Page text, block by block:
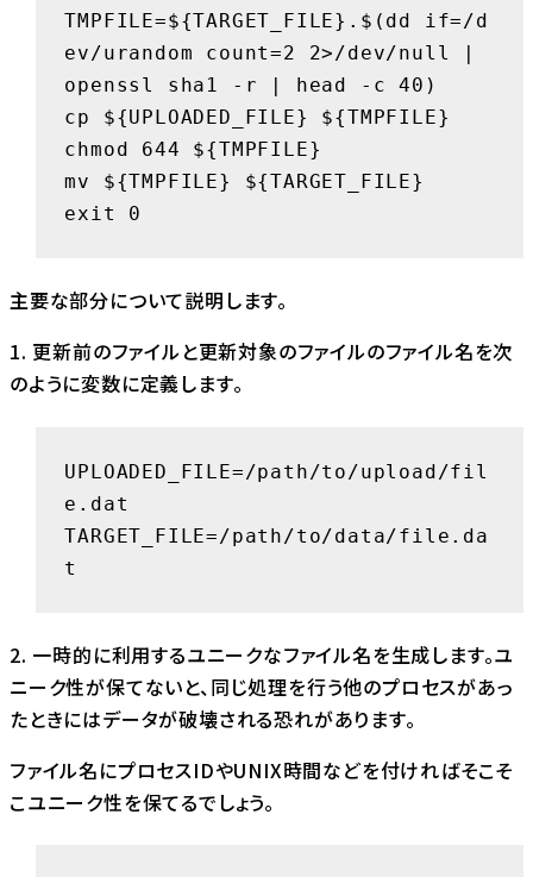
TMPFILE=${TARGET_FILE}.$(dd if=/d
ev/urandom count=2 2>/dev/null |
openssl sha1 -r | head -c 40)
cp ${UPLOADED_FILE} ${TMPFILE}
chmod 644 ${TMPFILE}
mv ${TMPFILE} ${TARGET_FILE}
exit 0
主要な部分について説明します。
1. 更新前のファイルと更新対象のファイルのファイル名を次
のように変数に定義します。
UPLOADED_FILE=/path/to/upload/fil
e.dat
TARGET_FILE=/path/to/data/file.da
t
2. 一時的に利用するユニークなファイル名を生成します。ユ
ニーク性が保てないと、同じ処理を行う他のプロセスがあっ
たときにはデータが破壊される恐れがあります。
ファイル名にプロセスIDやUNIX時間などを付ければそこそ
こユニーク性を保てるでしょう。